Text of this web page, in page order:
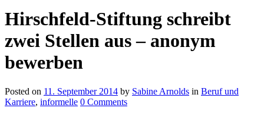
Hirschfeld-Stiftung schreibt
zwei Stellen aus – anonym
bewerben
Posted on 11. September 2014 by Sabine Arnolds in Beruf und
Karriere, informelle 0 Comments